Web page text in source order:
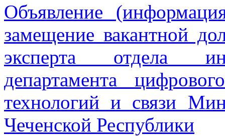
Объявление
замещение вакантной
эксперта отдела
департамента
технологий и связи
Чеченской Республики